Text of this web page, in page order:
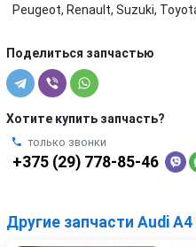
Peugeot, Renault, Suzuki,
Поделиться запчастью
Хотите купить запчасть?
только звонки
+375 (29) 778-85-46
Другие запчасти Audi